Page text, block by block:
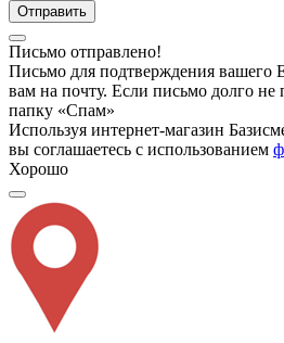
Отправить
Письмо отправлено!
Письмо для подтверждения вашего
вам на почту. Если письмо долго не
папку «Спам»
Используя интернет-магазин
вы соглашаетесь с использованием
Хорошо